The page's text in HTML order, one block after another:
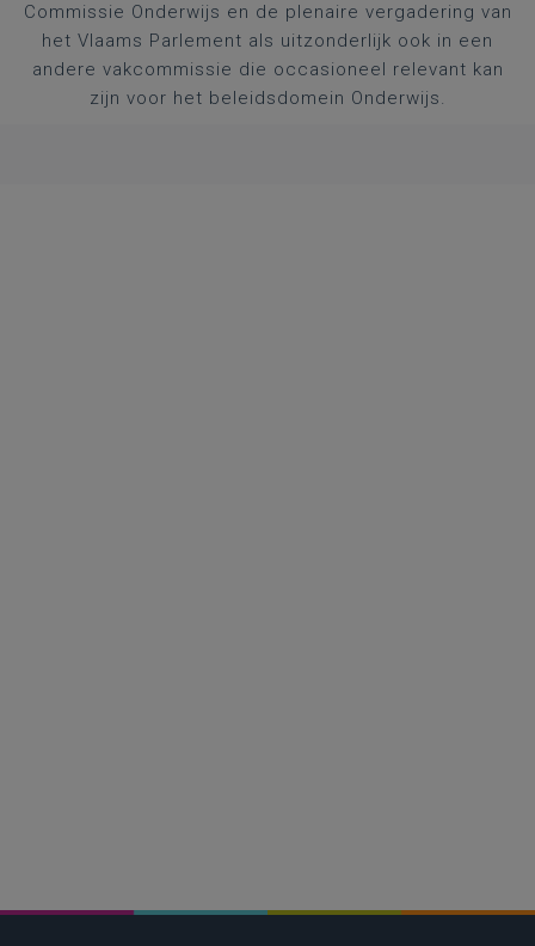
Commissie Onderwijs en de plenaire vergadering van
het Vlaams Parlement als uitzonderlijk ook in een
andere vakcommissie die occasioneel relevant kan
zijn voor het beleidsdomein Onderwijs.